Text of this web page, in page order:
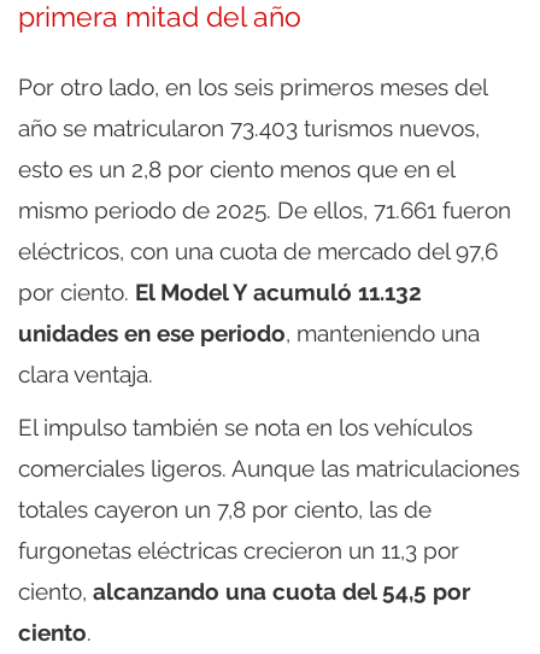
primera mitad del año
Por otro lado, en los seis primeros meses del
año se matricularon 73.403 turismos nuevos,
esto es un 2,8 por ciento menos que en el
mismo periodo de 2025. De ellos, 71.661 fueron
eléctricos, con una cuota de mercado del 97,6
por ciento. El Model Y acumuló 11.132
unidades en ese periodo, manteniendo una
clara ventaja.
El impulso también se nota en los vehículos
comerciales ligeros. Aunque las matriculaciones
totales cayeron un 7,8 por ciento, las de
furgonetas eléctricas crecieron un 11,3 por
ciento, alcanzando una cuota del 54,5 por
ciento.